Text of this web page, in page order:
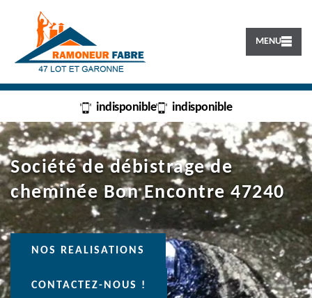
MENU
indisponible indisponible
Société de débistrage de
cheminée Bon Encontre 47240
NOS REALISATIONS
CONTACTEZ-NOUS !